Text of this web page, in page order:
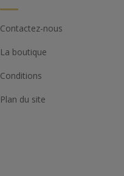
Contactez-nous
La boutique
Conditions
Plan du site